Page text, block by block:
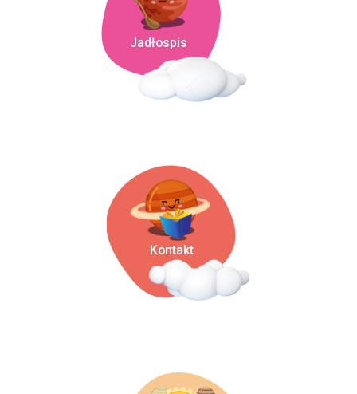
Jadłospis
Kontakt